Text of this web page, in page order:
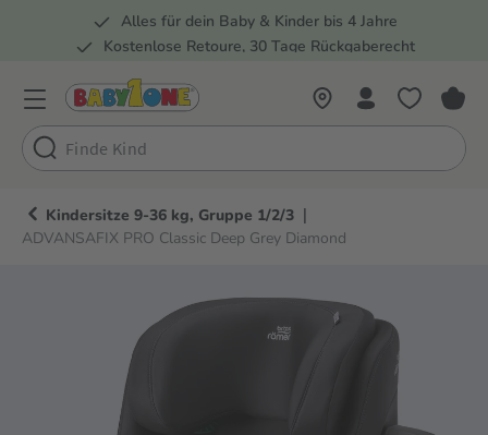
Zur Hauptnavigation springen
Alles für dein Baby & Kinder bis 4 Jahre
Kostenlose Retoure, 30 Tage Rückgaberecht
Kindersitze 9-36 kg, Gruppe 1/2/3 |
ADVANSAFIX PRO Classic Deep Grey Diamond